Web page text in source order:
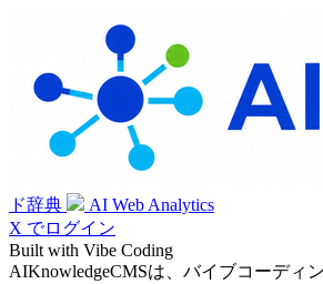
ド辞典
AI Web Analytics
X でログイン
Built with Vibe Coding
AIKnowledgeCMSは、バイブコーディ